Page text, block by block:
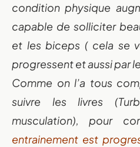
condition physique
capable de solliciter
et les biceps ( cela se
progressent et aussi par
Comme on l’a tous
suivre les livres
musculation), pour
entrainement est